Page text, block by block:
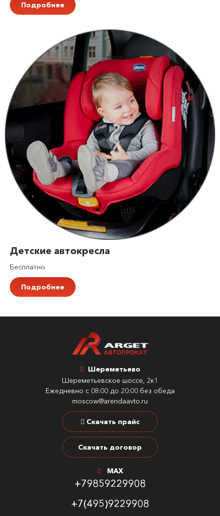
Подробнее
Детские автокресла
Бесплатно
Подробнее
Шереметьево
Шереметьевское шоссе, 2к1
Ежедневно с 08:00 до 20:00 без обеда
moscow@arendaavto.ru
Скачать прайс
Скачать договор
MAX
+79859229908
+7(495)9229908